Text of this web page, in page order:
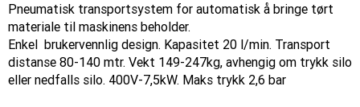
Pneumatisk transportsystem for automatisk å bringe tørt
materiale til maskinens beholder.
Enkel brukervennlig design. Kapasitet 20 l/min. Transport
distanse 80-140 mtr. Vekt 149-247kg, avhengig om trykk silo
eller nedfalls silo. 400V-7,5kW. Maks trykk 2,6 bar